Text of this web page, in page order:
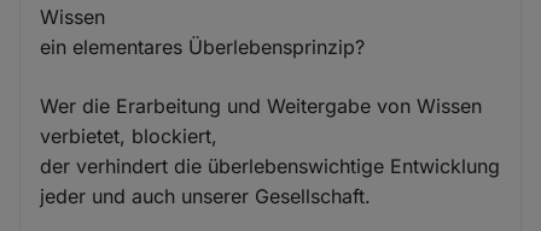
Wissen
ein elementares Überlebensprinzip?
Wer die Erarbeitung und Weitergabe von Wissen
verbietet, blockiert,
der verhindert die überlebenswichtige Entwicklung
jeder und auch unserer Gesellschaft.